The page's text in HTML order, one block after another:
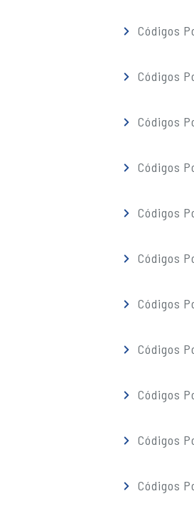
Códigos
Códigos
Códigos
Códigos
Códigos
Códigos
Códigos
Códigos
Códigos
Códigos
Códigos